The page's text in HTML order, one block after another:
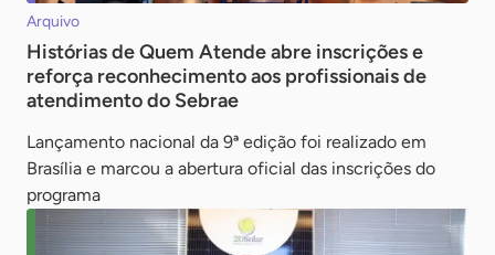
Arquivo
Histórias de Quem Atende abre inscrições e
reforça reconhecimento aos profissionais de
atendimento do Sebrae
Lançamento nacional da 9ª edição foi realizado em
Brasília e marcou a abertura oficial das inscrições do
programa